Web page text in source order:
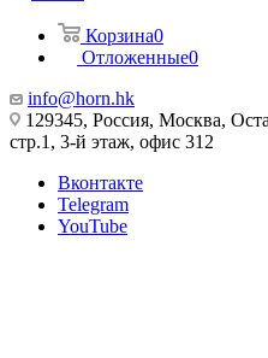
Корзина0
Отложенные0
info@horn.hk
129345, Россия, Москва,
стр.1, 3-й этаж, офис 312
Вконтакте
Telegram
YouTube